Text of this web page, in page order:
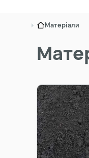
Матеріали